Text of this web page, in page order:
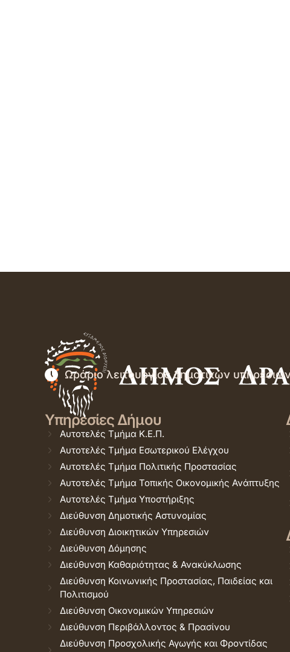
Ωράριο λειτουργίας δημοτικών
Υπηρεσίες Δήμου
Αυτοτελές Τμήμα Κ.Ε.Π.
Αυτοτελές Τμήμα Εσωτερικού Ελέγχου
Αυτοτελές Τμήμα Πολιτικής Προστασίας
Αυτοτελές Τμήμα Τοπικής Οικονομικής Ανάπτυξης
Αυτοτελές Τμήμα Υποστήριξης
Διεύθυνση Δημοτικής Αστυνομίας
Διεύθυνση Διοικητικών Υπηρεσιών
Διεύθυνση Δόμησης
Διεύθυνση Καθαριότητας & Ανακύκλωσης
Διεύθυνση Κοινωνικής Προστασίας, Παιδείας και
Πολιτισμού
Διεύθυνση Οικονομικών Υπηρεσιών
Διεύθυνση Περιβάλλοντος & Πρασίνου
Διεύθυνση Προσχολικής Αγωγής και Φροντίδας